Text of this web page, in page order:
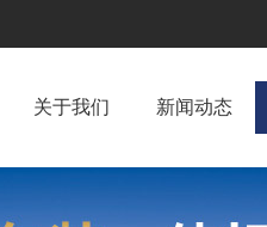
关于我们 新闻动态